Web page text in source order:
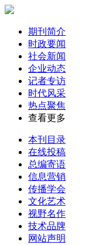
期刊简介
时政要闻
社会新闻
企业动态
记者专访
时代风采
热点聚焦
查看更多
本刊目录
在线投稿
总编寄语
信息营销
传播学会
文化艺术
视野名作
技术品牌
网站声明